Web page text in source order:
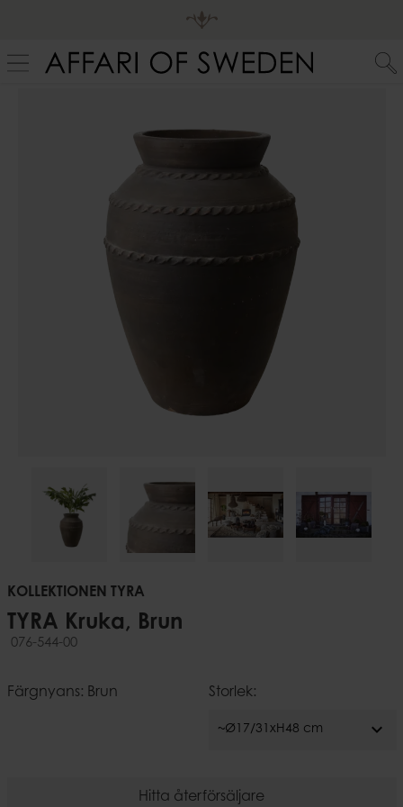
KOLLEKTIONEN TYRA
TYRA Kruka, Brun
076-544-00
Färgnyans: Brun Storlek:
~Ø17/31xH48 cm expand_more
Hitta återförsäljare